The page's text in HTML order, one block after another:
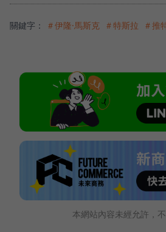
關鍵字： ＃伊隆·馬斯克 ＃特斯拉 ＃推
本網站內容未經允許，不